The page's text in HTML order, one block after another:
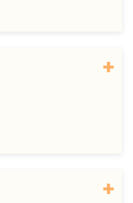
+
+